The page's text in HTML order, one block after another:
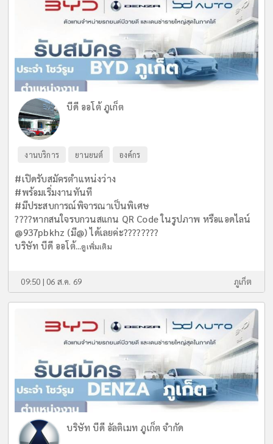
บีดี ออโต้ ภูเก็ต
งานบริการ ยานยนต์ องค์กร
#เปิดรับสมัครตำแหน่งว่าง
#พร้อมเริ่มงานทันที
#มีประสบการณ์พิจารณาเป็นพิเศษ
????หากสนใจรบกวนสแกน QR Code ในรูปภาพ หรือแอดไลน์
@937pbkhz (มี@) ได้เลยค่ะ????????
บริษัท บีดี ออโต้...ดูเพิ่มเติม
09:50 | 06 ส.ค. 69 ภูเก็ต
บริษัท บีดี อัลติเมท ภูเก็ต จำกัด